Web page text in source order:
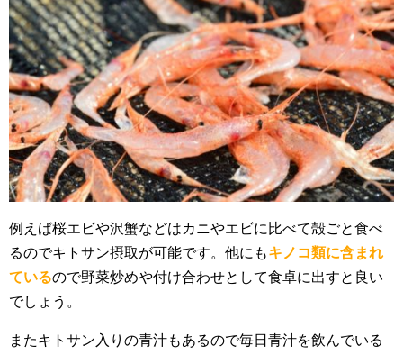
例えば桜エビや沢蟹などはカニやエビに比べて殻ごと食べ
るのでキトサン摂取が可能です。他にもキノコ類に含まれ
ているので野菜炒めや付け合わせとして食卓に出すと良い
でしょう。
またキトサン入りの青汁もあるので毎日青汁を飲んでいる